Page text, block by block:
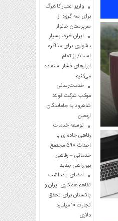
واریز اعتبار کالابرگ
برای سه گروه از
سرپرستان خانوار
ایران طرف بسیار
دشواری برای مذاکره
است/ از تمام
ابزارهای فشار استفاده
می‌کنیم
خدمت‌رسانی
موکب شرکت فولاد
شاهرود به جاماندگان
اربعین
توسعه خدمات
رفاهی جاده‌ای با
احداث ۵۹۸ مجتمع
خدماتی – رفاهی
بین‌راهی جدید
امضای یادداشت
تفاهم همکاری ایران و
پاکستان برای تحقق
تجارت ۱۰ میلیارد
دلاری